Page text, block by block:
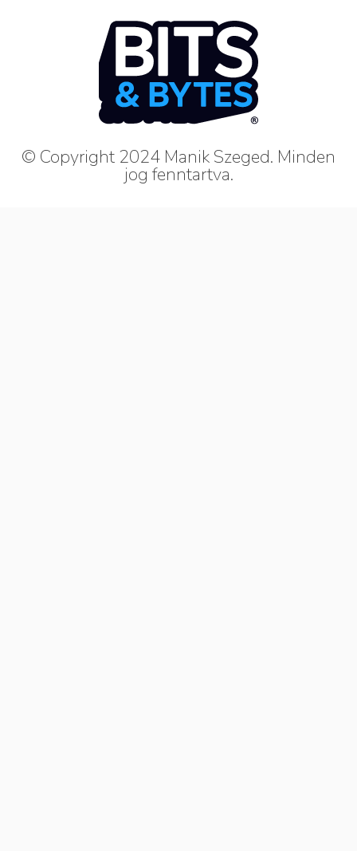
© Copyright 2024 Manik Szeged. Minden
jog fenntartva.